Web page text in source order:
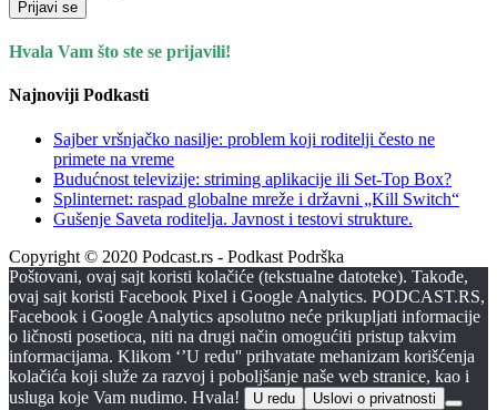
Prijavi se
Hvala Vam što ste se prijavili!
Najnoviji Podkasti
Sajber vršnjačko nasilje: problem koji roditelji često ne
primete na vreme
Budućnost televizije: striming aplikacije ili Set-Top Box?
Splinternet: raspad globalne mreže i državni „Kill Switch“
Gušenje Saveta roditelja. Javnost i testovi strukture.
Copyright © 2020 Podcast.rs - Podkast Podrška
Poštovani, ovaj sajt koristi kolačiće (tekstualne datoteke). Takođe,
ovaj sajt koristi Facebook Pixel i Google Analytics. PODCAST.RS,
Facebook i Google Analytics apsolutno neće prikupljati informacije
o ličnosti posetioca, niti na drugi način omogućiti pristup takvim
informacijama. Klikom ‘’U redu'' prihvatate mehanizam korišćenja
kolačića koji služe za razvoj i poboljšanje naše web stranice, kao i
usluga koje Vam nudimo. Hvala!
U redu Uslovi o privatnosti